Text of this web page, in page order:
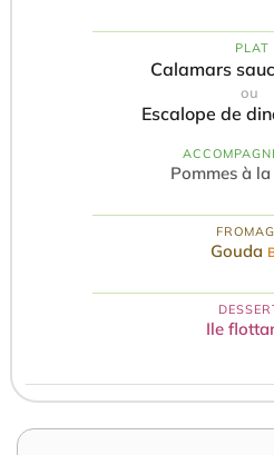
️ PLAT
Calamars
ou
Escalope de
Pommes à
Gouda
Ile